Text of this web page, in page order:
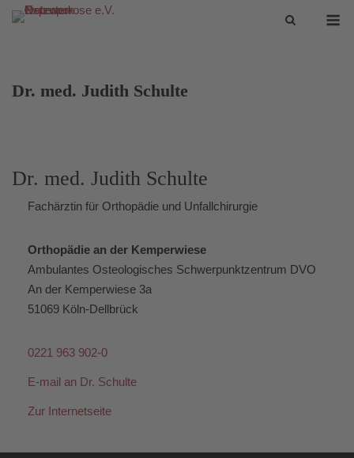
Skip
Dr. med. Judith Schulte
Dr. med. Judith Schulte
Fachärztin für Orthopädie und Unfallchirurgie
Orthopädie an der Kemperwiese
Ambulantes Osteologisches Schwerpunktzentrum DVO
An der Kemperwiese 3a
51069 Köln-Dellbrück
0221 963 902-0
E-mail an Dr. Schulte
Zur Internetseite